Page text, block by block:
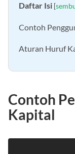
Daftar Isi [
Contoh
Aturan Huruf
Contoh
Kapital